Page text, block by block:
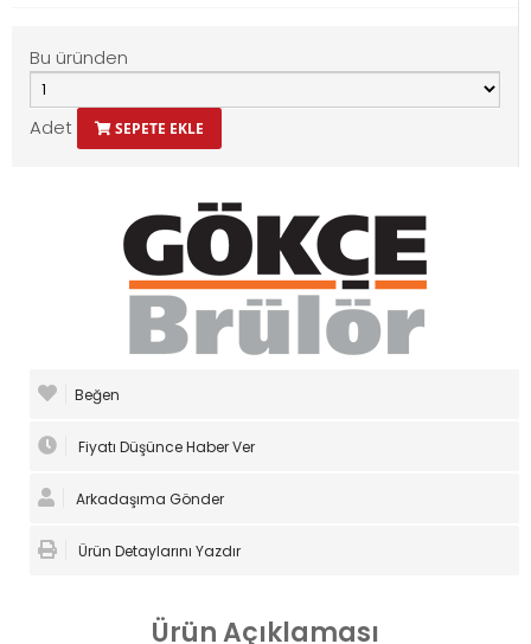
Bu üründen
Adet SEPETE EKLE
Beğen
Fiyatı Düşünce Haber Ver
Arkadaşıma Gönder
Ürün Detaylarını Yazdır
ÜrünAçıklaması